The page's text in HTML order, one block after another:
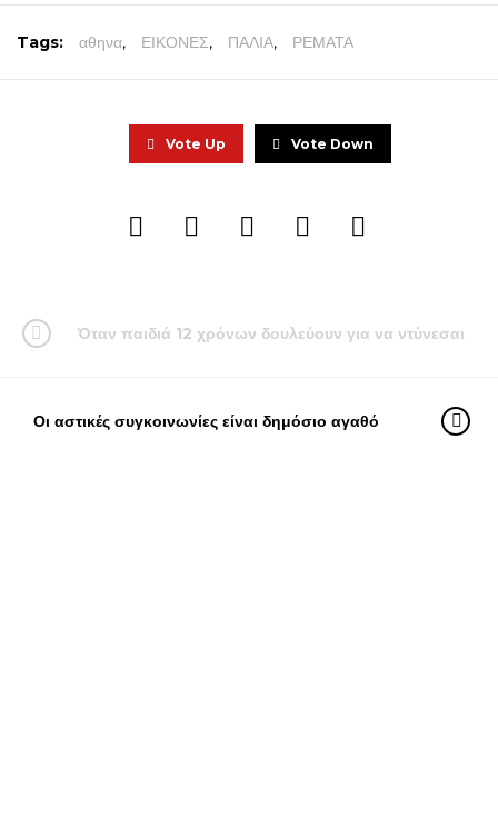
Tags: αθηνα, ΕΙΚΟΝΕΣ, ΠΑΛΙΑ, ΡΕΜΑΤΑ
Vote Up Vote Down
Όταν παιδιά 12 χρόνων δουλεύουν για να ντύνεσαι
Οι αστικές συγκοινωνίες είναι δημόσιο αγαθό